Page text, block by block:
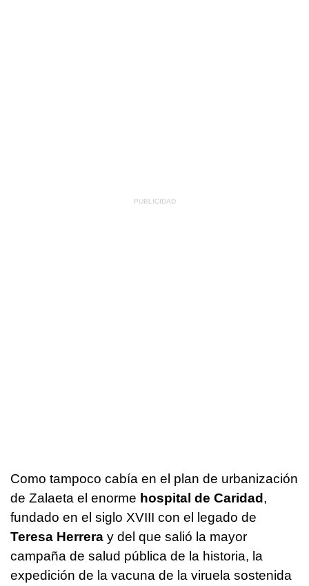
Como tampoco cabía en el plan de urbanización
de Zalaeta el enorme hospital de Caridad,
fundado en el siglo XVIII con el legado de
Teresa Herrera y del que salió la mayor
campaña de salud pública de la historia, la
expedición de la vacuna de la viruela sostenida